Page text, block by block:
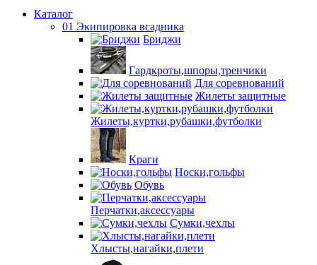
Каталог
01 Экипировка всадника
Бриджи
Гардкроты,шпоры,тренчики
Для соревнований
Жилеты защитные
Жилеты,куртки,рубашки,футболки
Краги
Носки,гольфы
Обувь
Перчатки,аксессуары
Сумки,чехлы
Хлысты,нагайки,плети